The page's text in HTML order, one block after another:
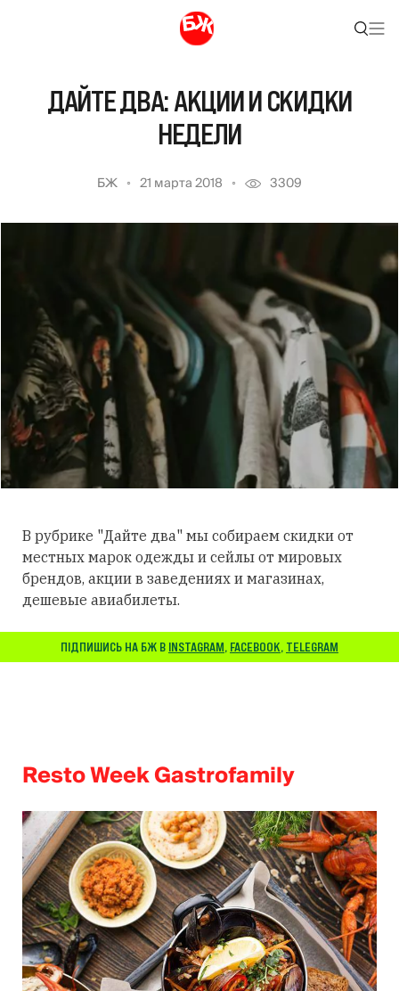
ДАЙТЕ ДВА: АКЦИИ И СКИДКИ
НЕДЕЛИ
БЖ 21 марта 2018 3309
В рубрике "Дайте два" мы собираем скидки от
местных марок одежды и сейлы от мировых
брендов, акции в заведениях и магазинах,
дешевые авиабилеты.
ПІДПИШИСЬ НА БЖ В INSTAGRAM, FACEBOOK, TELEGRAM
Resto Week Gastrofamily